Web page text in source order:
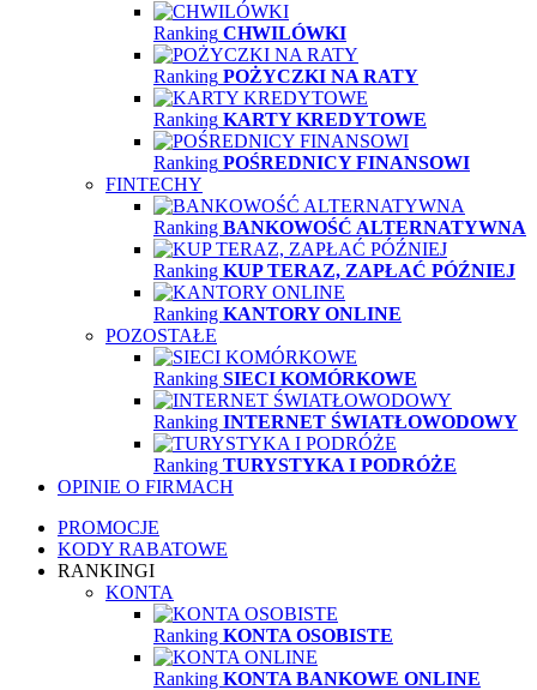
Ranking CHWILÓWKI
Ranking POŻYCZKI NA RATY
Ranking KARTY KREDYTOWE
Ranking POŚREDNICY FINANSOWI
FINTECHY
Ranking BANKOWOŚĆ ALTERNATYWNA
Ranking KUP TERAZ, ZAPŁAĆ PÓŹNIEJ
Ranking KANTORY ONLINE
POZOSTAŁE
Ranking SIECI KOMÓRKOWE
Ranking INTERNET ŚWIATŁOWODOWY
Ranking TURYSTYKA I PODRÓŻE
OPINIE O FIRMACH
PROMOCJE
KODY RABATOWE
RANKINGI
KONTA
Ranking KONTA OSOBISTE
Ranking KONTA BANKOWE ONLINE